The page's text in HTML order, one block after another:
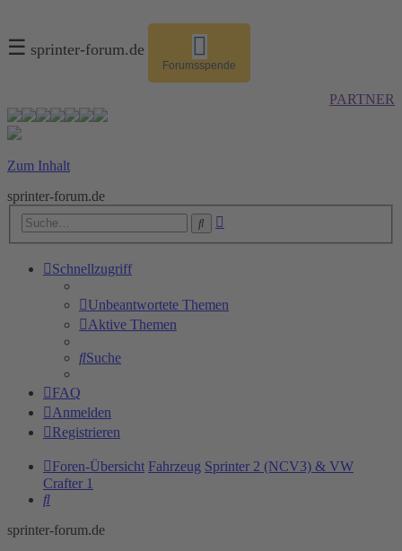
☰ sprinter-forum.de
Forumsspende
PARTNER
Zum Inhalt
sprinter-forum.de
Suche
Schnellzugriff
Unbeantwortete Themen
Aktive Themen
Suche
FAQ
Anmelden
Registrieren
Foren-Übersicht Fahrzeug Sprinter 2 (NCV3) & VW
Crafter 1
Suche
sprinter-forum.de